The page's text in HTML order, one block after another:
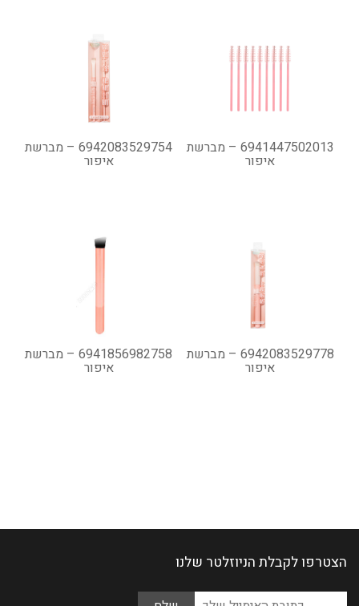
6941447502013 – מברשת
איפור
6942083529754 – מברשת
איפור
6942083529778 – מברשת
איפור
6941856982758 – מברשת
איפור
הצטרפו לקבלת הניוזלטר שלנו
Please